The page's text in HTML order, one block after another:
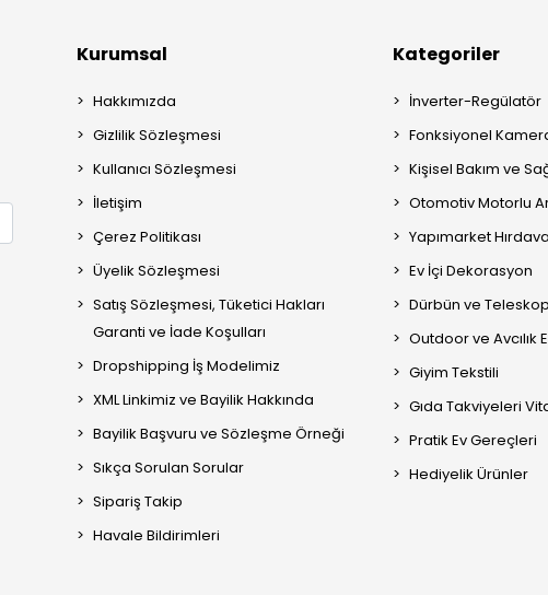
Kurumsal
Hakkımızda
Gizlilik Sözleşmesi
Kullanıcı Sözleşmesi
İletişim
Çerez Politikası
Üyelik Sözleşmesi
Satış Sözleşmesi, Tüketici Hakları
Garanti ve İade Koşulları
Dropshipping İş Modelimiz
XML Linkimiz ve Bayilik Hakkında
Bayilik Başvuru ve Sözleşme Örneği
Sıkça Sorulan Sorular
Sipariş Takip
Havale Bildirimleri
Kategoriler
İnverter-Regülatör
Fonksiyonel
Kişisel Bakım ve
Otomotiv Motorlu
Yapımarket
Ev İçi Dekorasyon
Dürbün ve Teleskop
Outdoor ve Avcılık
Giyim Tekstili
Gıda Takviyeleri
Pratik Ev Gereçleri
Hediyelik Ürünler